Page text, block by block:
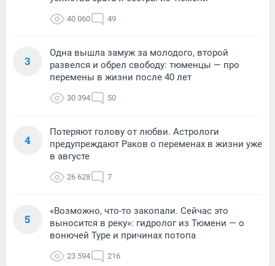
40 060 49
3
Одна вышла замуж за молодого, второй
развелся и обрел свободу: тюменцы — про
перемены в жизни после 40 лет
30 394 50
4
Потеряют голову от любви. Астрологи
предупреждают Раков о переменах в жизни уже
в августе
26 628 7
5
«Возможно, что-то закопали. Сейчас это
выносится в реку»: гидролог из Тюмени — о
вонючей Туре и причинах потопа
23 594 216